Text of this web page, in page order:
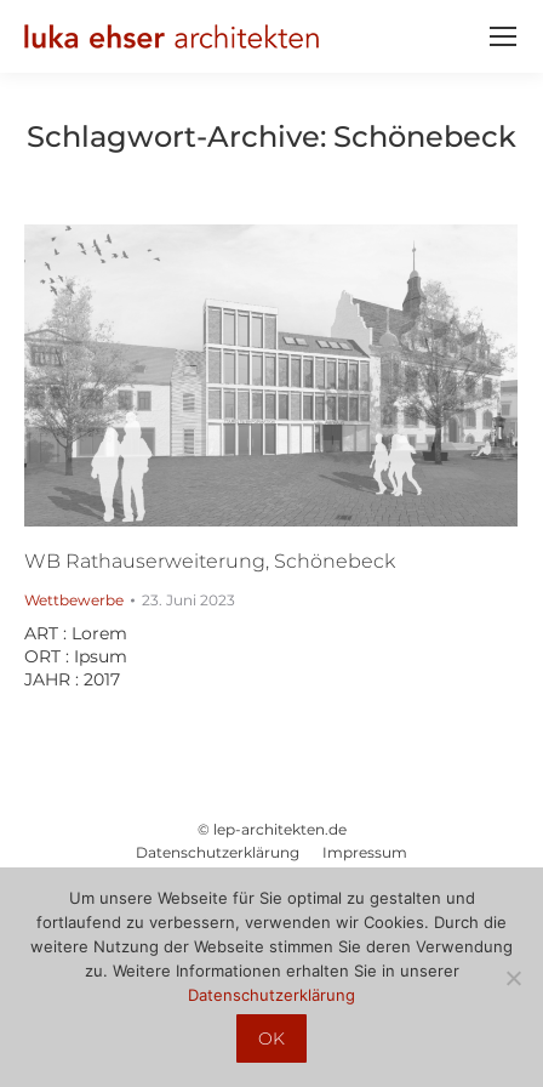
Schlagwort-Archive: Schönebeck
WB Rathauserweiterung, Schönebeck
Wettbewerbe 23. Juni 2023
ART : Lorem
ORT : Ipsum
JAHR : 2017
© lep-architekten.de
Datenschutzerklärung
Impressum
Um unsere Webseite für Sie optimal zu gestalten und
fortlaufend zu verbessern, verwenden wir Cookies. Durch die
weitere Nutzung der Webseite stimmen Sie deren Verwendung
zu. Weitere Informationen erhalten Sie in unserer
Datenschutzerklärung
OK